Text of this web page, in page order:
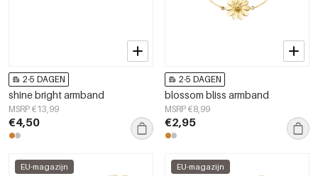
2-5 DAGEN
shine bright armband
MSRP €13,99
€4,50
2-5 DAGEN
blossom bliss armband
MSRP €8,99
€2,95
EU-magazijn EU-magazijn